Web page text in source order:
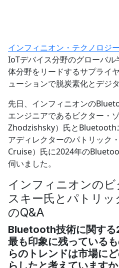
インフィニオン・テクノロジ
IoTデバイス分野のグローバ
体分野をリードするサプライ
ューションで脱炭素化とデジ
先日、インフィニオンの
エンジニアであるビクター・
Zhodzishsky）氏とBluetooth
アディレクターのパトリック
Cruise）氏に2024年の
伺いました。
インフィニオンの
スキー氏とパトリッ
のQ&A
Bluetooth技術に関する
最も印象に残っている
らのトレンドは市場に
らしたと考えていますか